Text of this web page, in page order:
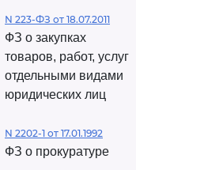
N 223-ФЗ от 18.07.2011
ФЗ о закупках
товаров, работ, услуг
отдельными видами
юридических лиц
N 2202-1 от 17.01.1992
ФЗ о прокуратуре